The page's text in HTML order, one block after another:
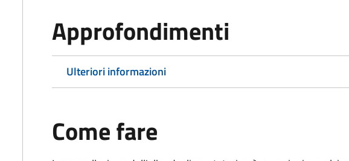
Approfondimenti
Ulteriori informazioni
Come fare